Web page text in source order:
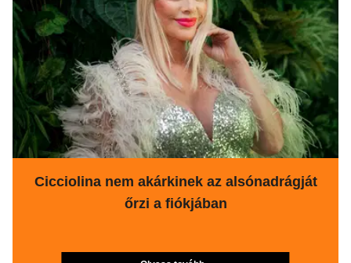
Cicciolina nem akárkinek az alsónadrágját
őrzi a fiókjában